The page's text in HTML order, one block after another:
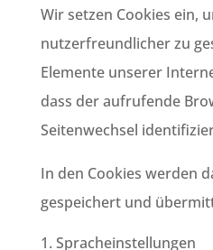
Wir setzen Cookies ein,
nutzerfreundlicher zu
Elemente unserer
dass der aufrufende
Seitenwechsel
In den Cookies werden
gespeichert und
Spracheinstellungen